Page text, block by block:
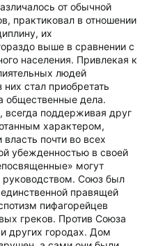
от обычной
практиковал в отношении
их
выше в сравнении с
населения. Привлекая к
людей
стал приобретать
общественные дела.
поддерживая друг
характером,
почти во всех
убежденностью в своей
могут
руководством. Союз был
правящей
пифагорейцев
греков. Против Союза
других городах. Дом